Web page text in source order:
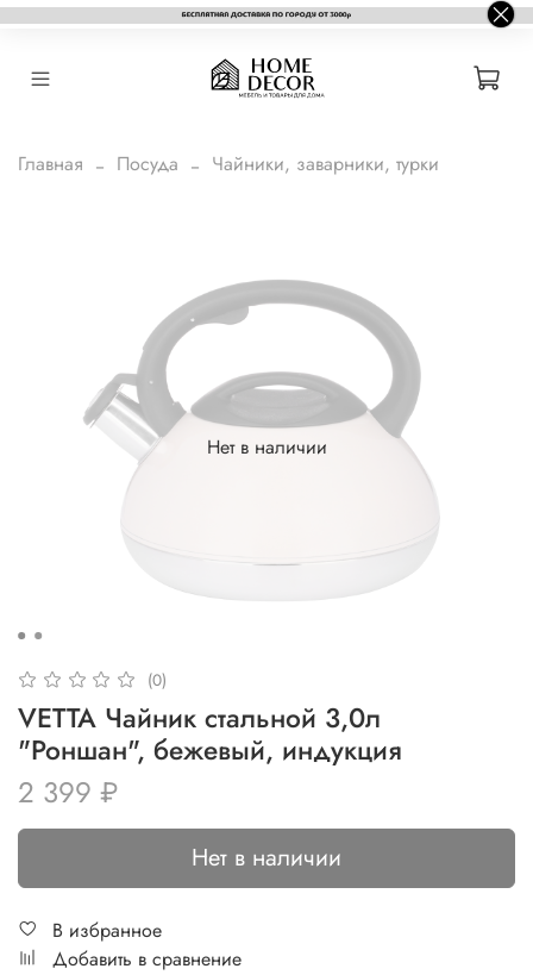
Главная Посуда Чайники, заварники, турки
Нет в наличии
(0)
VETTA Чайник стальной 3,0л
"Роншан", бежевый, индукция
2 399 ₽
Нет в наличии
В избранное
Добавить в сравнение